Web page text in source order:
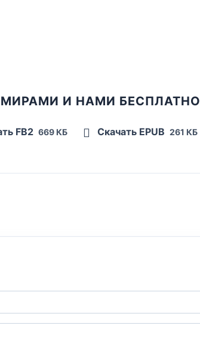
И НАМИ БЕСПЛАТНО
FB2 669 КБ Скачать EPUB 261 КБ